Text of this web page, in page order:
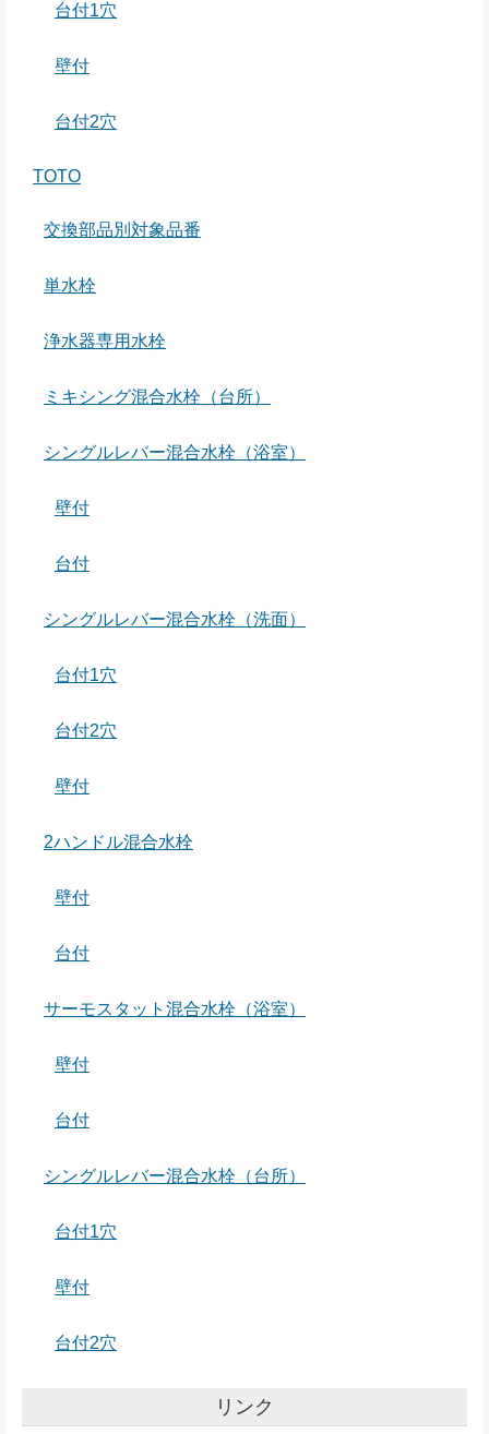
台付1穴
壁付
台付2穴
TOTO
交換部品別対象品番
単水栓
浄水器専用水栓
ミキシング混合水栓（台所）
シングルレバー混合水栓（浴室）
壁付
台付
シングルレバー混合水栓（洗面）
台付1穴
台付2穴
壁付
2ハンドル混合水栓
壁付
台付
サーモスタット混合水栓（浴室）
壁付
台付
シングルレバー混合水栓（台所）
台付1穴
壁付
台付2穴
リンク